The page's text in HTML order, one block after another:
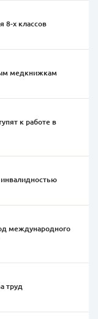
8-х классов
медкнижкам
к работе в
международного
труд